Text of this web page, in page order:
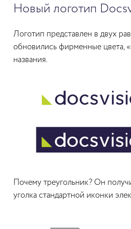
Новый логотип
Логотип представлен в двух
обновились фирменные цвета,
названия.
Почему треугольник? Он
уголка стандартной иконки